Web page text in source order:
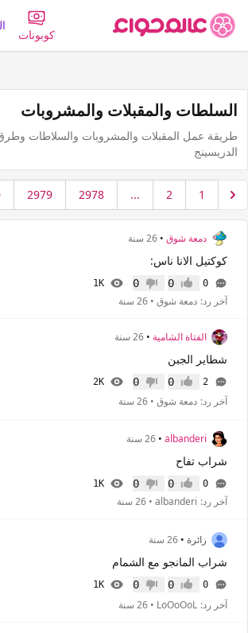
كوبونات
السلطات والمقبلات والمشروبات
طريقة عمل المقبلات والمشروبات والسلاطات
الدريسينج
1
2
...
2978
2979
دمعة شوق • 26 سنة
كوكتيل الانا ناس:
0 إعجاب0 عدم إعجاب
0
1K
آخر رد: دمعة شوق • 26 سنة
الفتاة الشامية • 26 سنة
شطاير الجبن
2 إعجاب0 عدم إعجاب
0
2K
آخر رد: دمعة شوق • 26 سنة
albanderi
• 26 سنة
شراب تفاح
0 إعجاب0 عدم إعجاب
0
1K
آخر رد: albanderi
• 26 سنة
زائرة • 26 سنة
شراب المانجو مع الشمام
0 إعجاب0 عدم إعجاب
0
1K
آخر رد: LoOoOoL
• 26 سنة